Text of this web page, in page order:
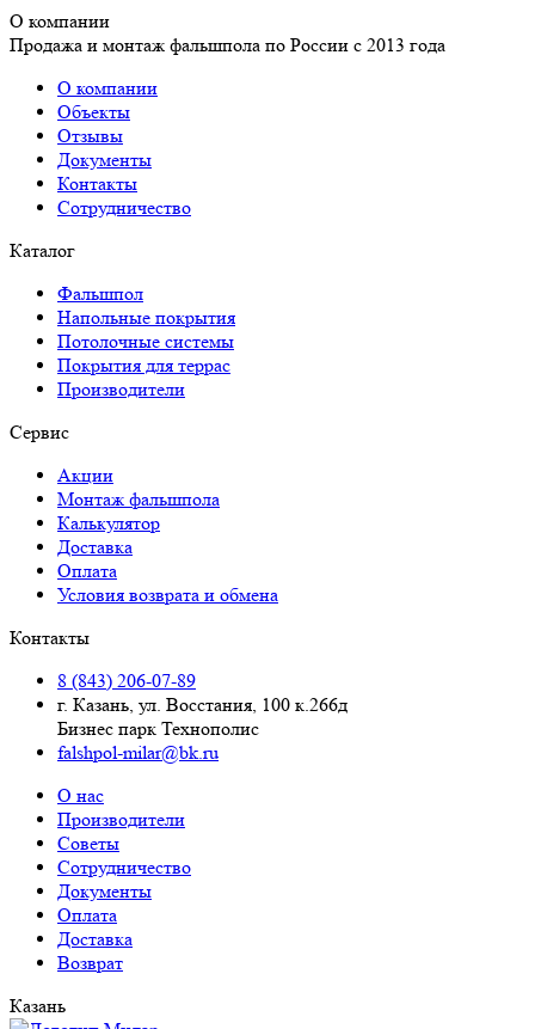
О компании
Продажа и монтаж фальшпола по России с 2013 года
О компании
Объекты
Отзывы
Документы
Контакты
Сотрудничество
Каталог
Фальшпол
Напольные покрытия
Потолочные системы
Покрытия для террас
Производители
Сервис
Акции
Монтаж фальшпола
Калькулятор
Доставка
Оплата
Условия возврата и обмена
Контакты
8 (843) 206-07-89
г. Казань, ул. Восстания, 100 к.266д
Бизнес парк Технополис
falshpol-milar@bk.ru
О нас
Производители
Советы
Сотрудничество
Документы
Оплата
Доставка
Возврат
Казань